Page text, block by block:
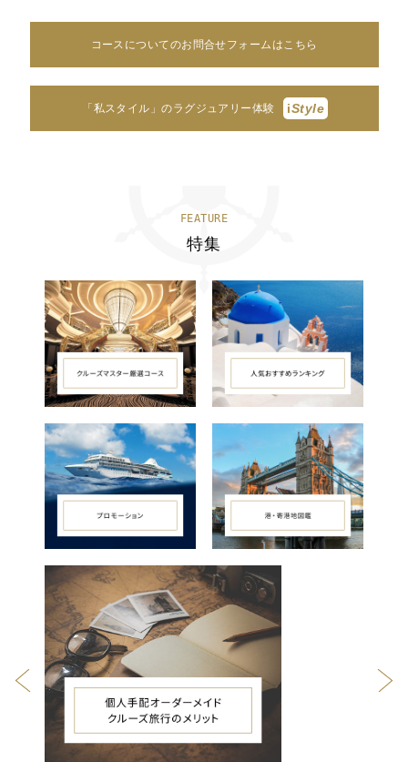
コースについてのお問合せフォームはこちら
「私スタイル」のラグジュアリー体験 iStyle
FEATURE
特集